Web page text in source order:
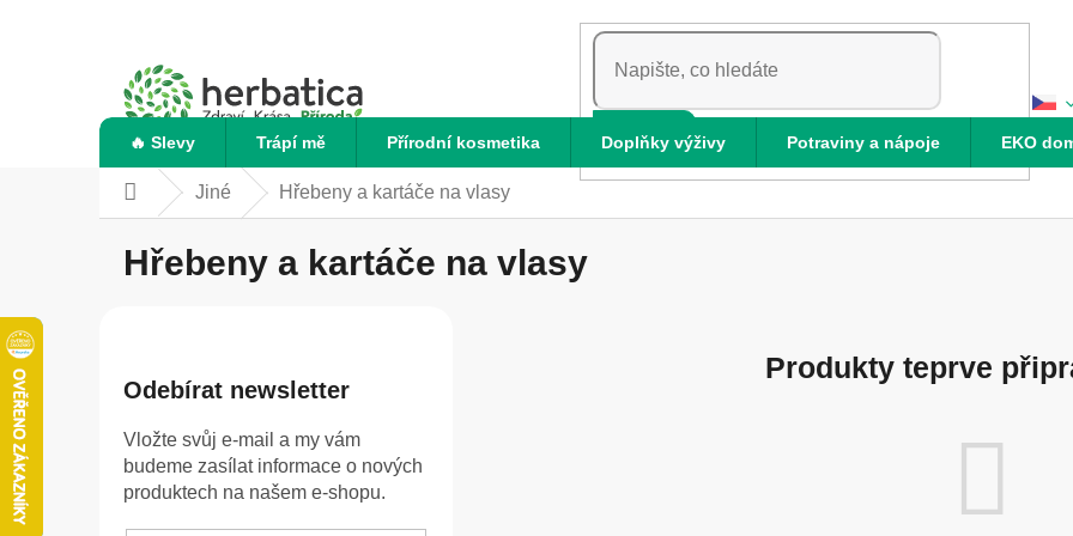
HLEDAT
🔥 Slevy Trápí mě Přírodní kosmetika Doplňky výživy Potraviny a nápoje EKO
DomůJiné Hřebeny a kartáče na vlasy
Hřebeny a kartáče na vlasy
Odebírat newsletter
Vložte svůj e-mail a my vám
budeme zasílat informace o nových
produktech na našem e-shopu.
Produkty teprve